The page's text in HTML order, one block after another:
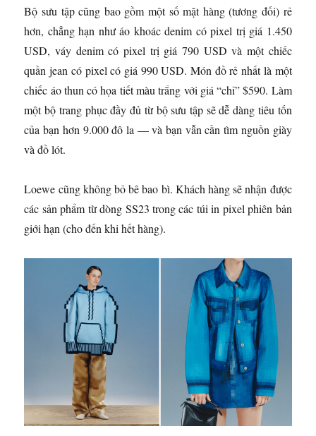
Bộ sưu tập cũng bao gồm một số mặt hàng (tương đối) rẻ
hơn, chẳng hạn như áo khoác denim có pixel trị giá 1.450
USD, váy denim có pixel trị giá 790 USD và một chiếc
quần jean có pixel có giá 990 USD. Món đồ rẻ nhất là một
chiếc áo thun có họa tiết màu trắng với giá “chỉ” $590. Làm
một bộ trang phục đầy đủ từ bộ sưu tập sẽ dễ dàng tiêu tốn
của bạn hơn 9.000 đô la — và bạn vẫn cần tìm nguồn giày
và đồ lót.
Loewe cũng không bỏ bê bao bì. Khách hàng sẽ nhận được
các sản phẩm từ dòng SS23 trong các túi in pixel phiên bản
giới hạn (cho đến khi hết hàng).